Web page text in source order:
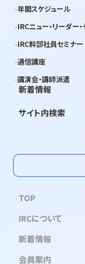
年間スケジュール
IRCニュー・リーダー
IRC幹部社員セミナー
通信講座
講演会・講師派遣
新着情報
サイト内検索
TOP
IRCについて
新着情報
会員案内